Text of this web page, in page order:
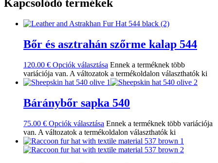
Kapcsolódó termékek
Bőr és asztrahán szőrme kalap 544
120.00 € Opciók választása Ennek a terméknek több
variációja van. A változatok a termékoldalon választhatók ki
Báránybőr sapka 540
75.00 € Opciók választása Ennek a terméknek több variációja
van. A változatok a termékoldalon választhatók ki